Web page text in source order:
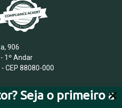
Seja o primeiro a
906
1º Andar
CEP 88080-000